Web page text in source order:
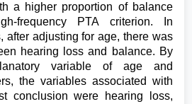
a higher proportion of balance
frequency PTA criterion. In
after adjusting for age, there was
hearing loss and balance. By
variable of age and
the variables associated with
conclusion were hearing loss,